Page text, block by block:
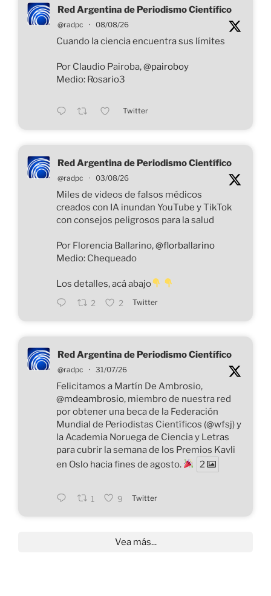
Red Argentina de Periodismo Científico
@radpc · 08/08/26
Cuando la ciencia encuentra sus límites
Por Claudio Pairoba,@pairoboy
Medio: Rosario3
Twitter
Red Argentina de Periodismo Científico
@radpc · 03/08/26
Miles de videos de falsos médicos
creados con IA inundan YouTube y TikTok
con consejos peligrosos para la salud
Por Florencia Ballarino,@florballarino
Medio: Chequeado
Los detalles, acá abajo
2 2 Twitter
Red Argentina de Periodismo Científico
@radpc · 31/07/26
Felicitamos a Martín De Ambrosio,
@mdeambrosio, miembro de nuestra red
por obtener una beca de la Federación
Mundial de Periodistas Científicos (@wfsj) y
la Academia Noruega de Ciencia y Letras
para cubrir la semana de los Premios Kavli
en Oslo hacia fines de agosto.
2
1 9 Twitter
Vea más...